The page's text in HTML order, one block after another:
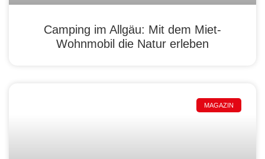
Camping im Allgäu: Mit dem Miet-
Wohnmobil die Natur erleben
MAGAZIN